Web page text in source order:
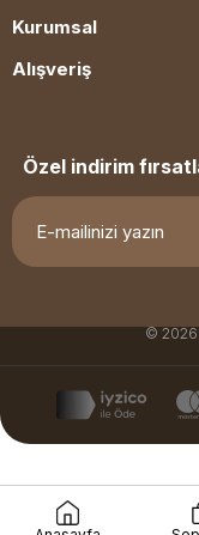
Kurumsal
Alışveriş
Özel indirim
© 2026